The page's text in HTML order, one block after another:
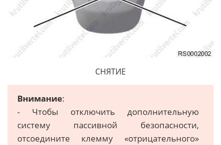
СНЯТИЕ
Внимание:
- Чтобы отключить дополнительную
систему пассивной безопасности,
отсоедините клемму «отрицательного»